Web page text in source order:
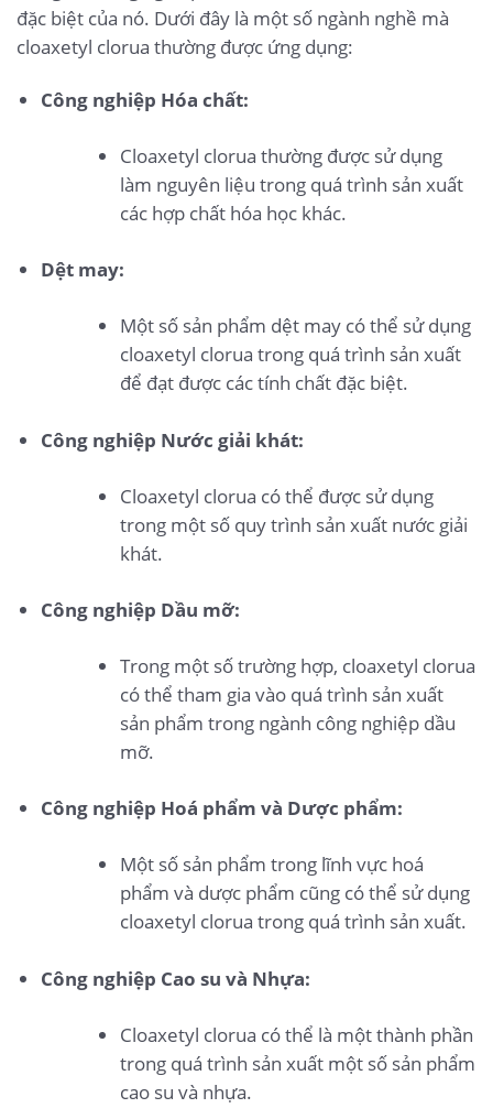
đặc biệt của nó. Dưới đây là một số ngành nghề mà
cloaxetyl clorua thường được ứng dụng:
Công nghiệp Hóa chất:
Cloaxetyl clorua thường được sử dụng
làm nguyên liệu trong quá trình sản xuất
các hợp chất hóa học khác.
Dệt may:
Một số sản phẩm dệt may có thể sử dụng
cloaxetyl clorua trong quá trình sản xuất
để đạt được các tính chất đặc biệt.
Công nghiệp Nước giải khát:
Cloaxetyl clorua có thể được sử dụng
trong một số quy trình sản xuất nước giải
khát.
Công nghiệp Dầu mỡ:
Trong một số trường hợp, cloaxetyl clorua
có thể tham gia vào quá trình sản xuất
sản phẩm trong ngành công nghiệp dầu
mỡ.
Công nghiệp Hoá phẩm và Dược phẩm:
Một số sản phẩm trong lĩnh vực hoá
phẩm và dược phẩm cũng có thể sử dụng
cloaxetyl clorua trong quá trình sản xuất.
Công nghiệp Cao su và Nhựa:
Cloaxetyl clorua có thể là một thành phần
trong quá trình sản xuất một số sản phẩm
cao su và nhựa.